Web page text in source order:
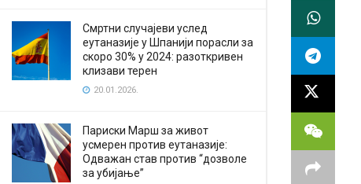
Смртни случајеви услед
еутаназије у Шпанији порасли за
скоро 30% у 2024: разоткривен
клизави терен
20.01.2026.
Париски Марш за живот
усмерен против еутаназије:
Одважан став против “дозволе
за убијање”